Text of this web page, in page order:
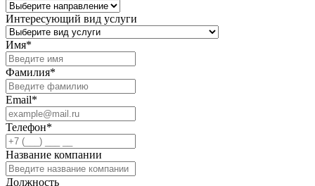
Интересующий вид услуги
Имя*
Фамилия*
Email*
Телефон*
Название компании
Должность